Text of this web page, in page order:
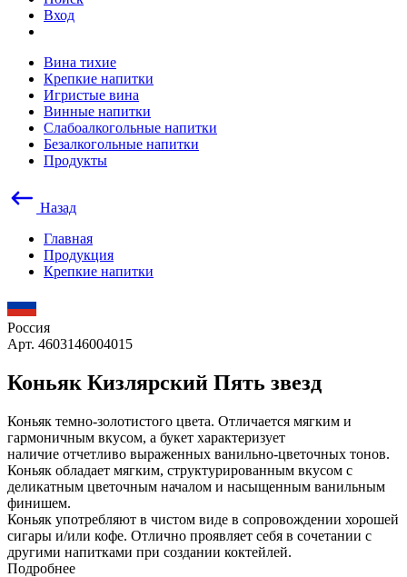
Вход
Вина тихие
Крепкие напитки
Игристые вина
Винные напитки
Слабоалкогольные напитки
Безалкогольные напитки
Продукты
Назад
Главная
Продукция
Крепкие напитки
Россия
Арт. 4603146004015
Коньяк Кизлярский Пять звезд
Коньяк темно-золотистого цвета. Отличается мягким и
гармоничным вкусом, а букет характеризует
наличие отчетливо выраженных ванильно-цветочных тонов.
Коньяк обладает мягким, структурированным вкусом с
деликатным цветочным началом и насыщенным ванильным
финишем.
Коньяк употребляют в чистом виде в сопровождении хорошей
сигары и/или кофе. Отлично проявляет себя в сочетании с
другими напитками при создании коктейлей.
Подробнее